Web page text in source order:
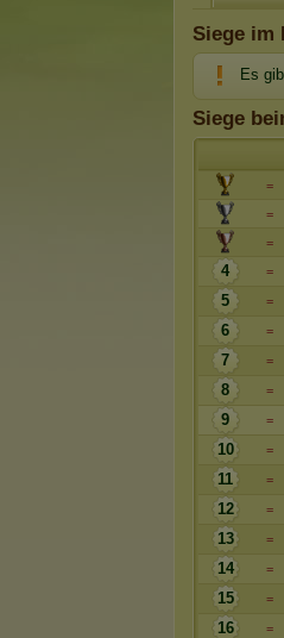
Siege im
Es
Siege
=
=
=
4
=
5
=
6
=
7
=
8
=
9
=
10
=
11
=
12
=
13
=
14
=
15
=
16
=